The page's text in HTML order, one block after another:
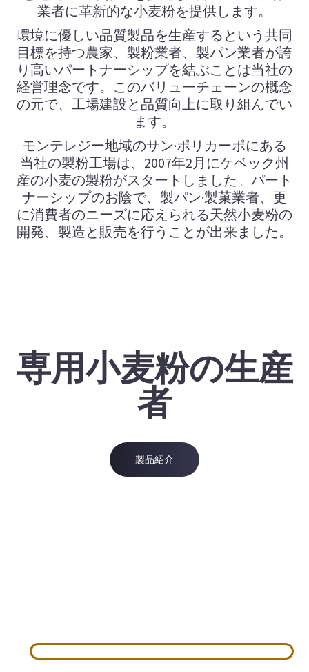
業者に革新的な小麦粉を提供します。
環境に優しい品質製品を生産するという共同
目標を持つ農家、製粉業者、製パン業者が誇
り高いパートナーシップを結ぶことは当社の
経営理念です。このバリューチェーンの概念
の元で、工場建設と品質向上に取り組んでい
ます。
モンテレジー地域のサン·ポリカーポにある
当社の製粉工場は、2007年2月にケベック州
産の小麦の製粉がスタートしました。パート
ナーシップのお陰で、製パン·製菓業者、更
に消費者のニーズに応えられる天然小麦粉の
開発、製造と販売を行うことが出来ました。
専用小麦粉の生産
者
製品紹介